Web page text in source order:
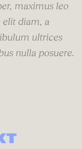
maximus leo
elit diam, a
ultrices
nulla posuere.